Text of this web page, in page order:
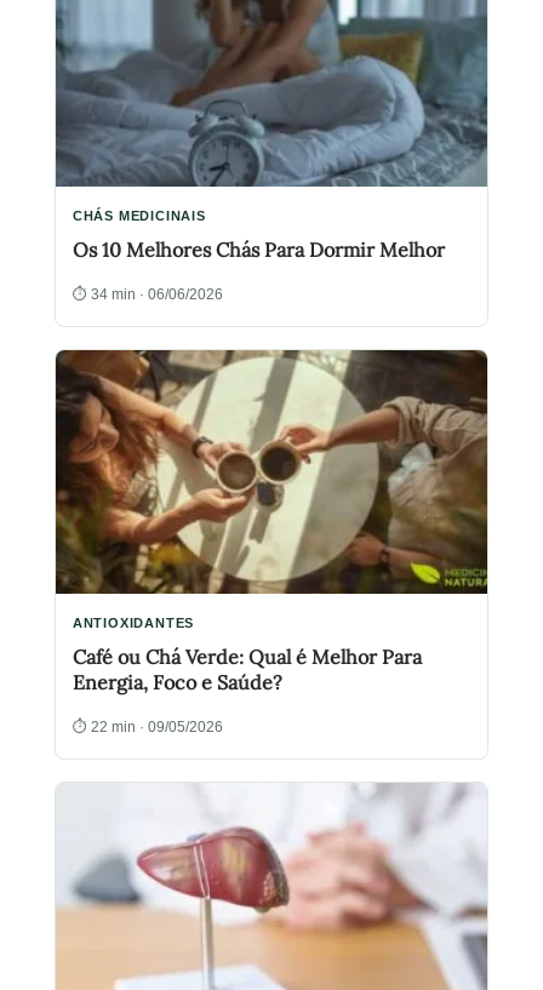
CHÁS MEDICINAIS
Os 10 Melhores Chás Para Dormir Melhor
⏱ 34 min · 06/06/2026
ANTIOXIDANTES
Café ou Chá Verde: Qual é Melhor Para
Energia, Foco e Saúde?
⏱ 22 min · 09/05/2026